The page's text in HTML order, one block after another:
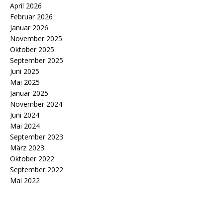
April 2026
Februar 2026
Januar 2026
November 2025
Oktober 2025
September 2025
Juni 2025
Mai 2025
Januar 2025
November 2024
Juni 2024
Mai 2024
September 2023
März 2023
Oktober 2022
September 2022
Mai 2022